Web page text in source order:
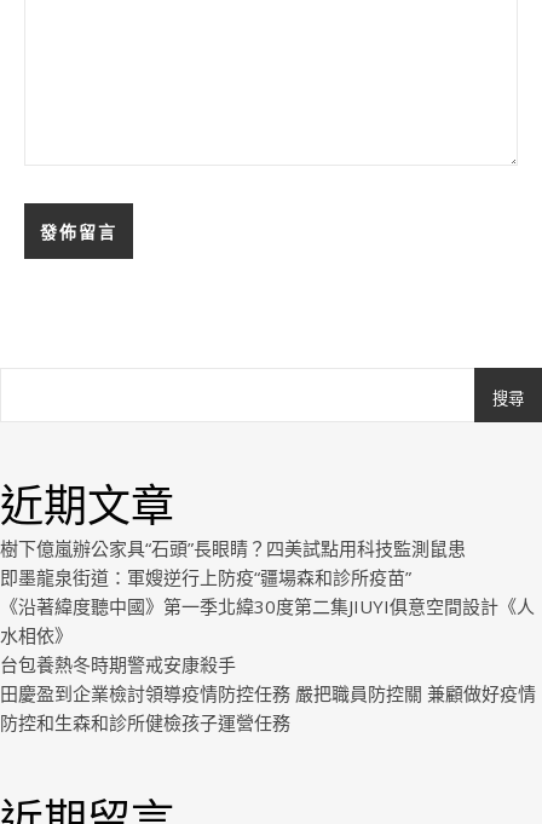
搜尋
近期文章
樹下億嵐辦公家具“石頭”長眼睛？四美試點用科技監測鼠患
即墨龍泉街道：軍嫂逆行上防疫“疆場森和診所疫苗”
《沿著緯度聽中國》第一季北緯30度第二集JIUYI俱意空間設計《人
水相依》
台包養熱冬時期警戒安康殺手
田慶盈到企業檢討領導疫情防控任務 嚴把職員防控關 兼顧做好疫情
防控和生森和診所健檢孩子運營任務
Royal.